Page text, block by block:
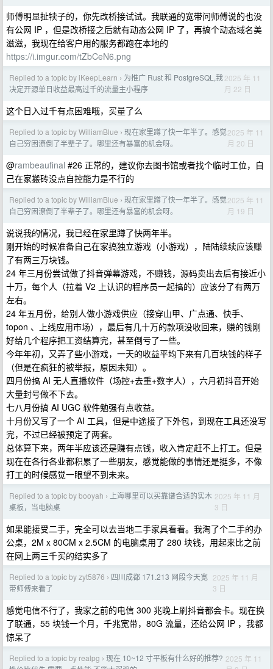
师傅明显扯犊子的，你先改桥接试试。我联通的宽带问师傅说的也没
有公网 IP ，但是改桥接之后就有动态公网 IP 了，再搞个动态域名美
滋滋，我现在给客户用的服务都跑在本地的
https://i.imgur.com/tZbCeN6.png
Replied to a topic by iKeepLearn › 为推广 Rust 和 PostgreSQL,我
决定开源单日收益最高过千的流量主小程序
2025 年 11
月 22 日
这个日入过千有点困难哦，买量了么
Replied to a topic by WilliamBlue › 现在家里蹲了快一年半了。感觉
自己穷困潦倒了半辈子了。哪里还有暴富的机会呀。
2025 年 11
月 20 日
@rambeaufinal #26 正常的，建议你去图书馆或者找个临时工位，自
己在家搬砖没点自控能力是不行的
Replied to a topic by WilliamBlue › 现在家里蹲了快一年半了。感觉
自己穷困潦倒了半辈子了。哪里还有暴富的机会呀。
2025 年 11
月 19 日
说说我的情况，我已经在家里蹲了快两年半。
刚开始的时候准备自己在家搞独立游戏（小游戏），陆陆续续应该赚
了有两三万块钱。
24 年三月份尝试做了抖音弹幕游戏，不赚钱，源码卖出去后有接近小
十万，每个人（拉着 V2 上认识的程序员一起搞的）应该分了有两万
左右。
24 年五月份，给别人做小游戏供应（接穿山甲、广点通、快手、
topon 、上线应用市场），最后有几十万的款项没收回来，赚的钱刚
好给几个程序把工资结算完，甚至倒亏了一些。
今年年初，又弄了些小游戏，一天的收益平均下来有几百块钱的样子
（但是在疯狂的被举报，原因未知）。
四月份搞 AI 无人直播软件（场控+去重+数字人），六月初抖音开始
大量封号做不下去。
七八月份搞 AI UGC 软件勉强有点收益。
十月份又写了一个 AI 工具，但是中途接了下外包，到现在工具还没写
完，不过已经被预定了两套。
总体算下来，两年半应该还是赚有点钱，收入肯定赶不上打工。但是
现在在各行各业都积累了一些朋友，感觉能做的事情还是挺多，不像
打工的时候感觉一眼望不到未来。
Replied to a topic by booyah ›
上海哪里可以买靠谱合适的实木
桌板，当电脑桌
2025 年 11 月
3 日
如果能接受二手，完全可以去当地二手家具看看。我淘了个二手的办
公桌，2M x 80CM x 2.5CM 的电脑桌用了 280 块钱，用起来比之前
在网上两三千买的结实多了
Replied to a topic by zyt5876 › 四川成都 171.213 网段今天宽
带师傅来看了
2025 年 11 月
3 日
感觉电信不行了，我家之前的电信 300 兆晚上刷抖音都会卡。现在换
了联通，55 块钱一个月，千兆宽带，80G 流量，还给公网 IP ，我都
惊呆了
Replied to a topic by realpg › 现在 10~12 寸平板有什么好的推荐? 2025 年 11